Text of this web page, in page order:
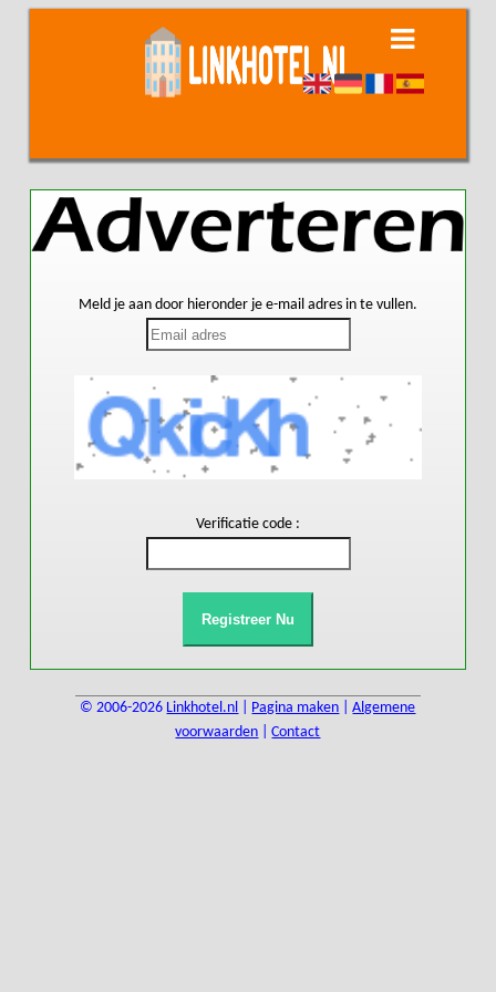
Meld je aan door hieronder je e-mail adres in te vullen.
Verificatie code :
© 2006-2026 Linkhotel.nl Pagina maken |Algemene
voorwaarden |Contact